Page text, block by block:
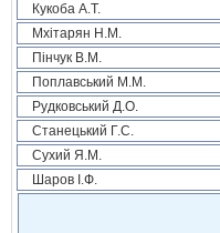
Кукоба А.Т.
Мхітарян Н.М.
Пінчук В.М.
Поплавський М.М.
Рудковський Д.О.
Станецький Г.С.
Сухий Я.М.
Шаров І.Ф.